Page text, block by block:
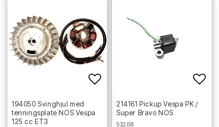
Add to list of favorites
194050 Svinghjul med
tenningsplate NOS Vespa
125 cc ET3
214161 Pickup Vespa PK /
Super Bravo NOS
53268